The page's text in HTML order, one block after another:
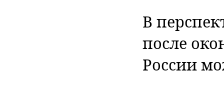
В
после
России